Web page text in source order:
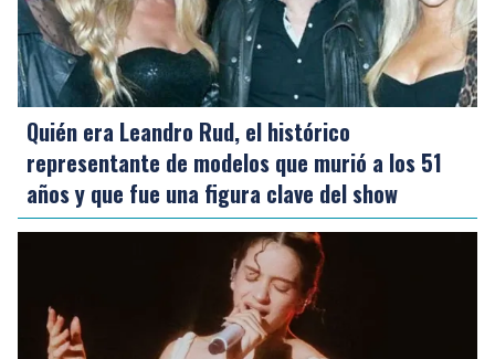
Quién era Leandro Rud, el histórico
representante de modelos que murió a los 51
años y que fue una figura clave del show